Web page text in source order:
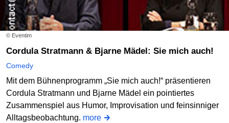
© Eventim
Cordula Stratmann & Bjarne Mädel: Sie mich auch!
Comedy
Mit dem Bühnenprogramm „Sie mich auch!“ präsentieren
Cordula Stratmann und Bjarne Mädel ein pointiertes
Zusammenspiel aus Humor, Improvisation und feinsinniger
Alltagsbeobachtung. more